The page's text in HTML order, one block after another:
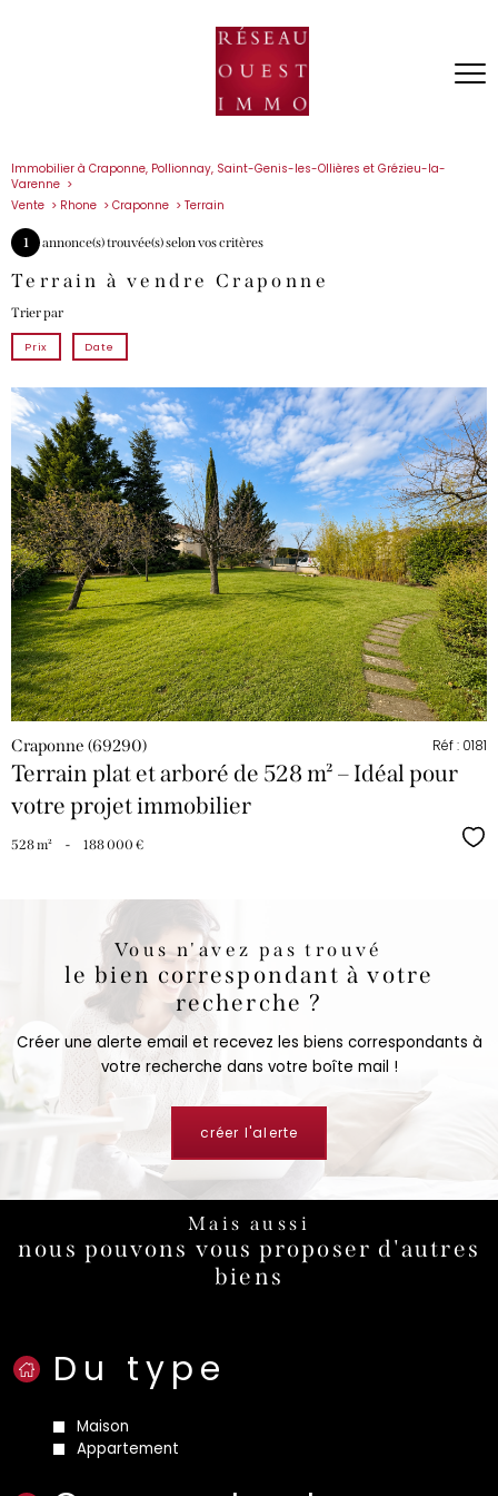
Immobilier à Craponne, Pollionnay, Saint-Genis-les-Ollières et Grézieu-la-
Varenne
Vente
Rhone Craponne Terrain
1 annonce(s) trouvée(s) selon vos critères
Terrain à vendre Craponne
Trier par
Prix Date
Craponne (69290)
Terrain plat et arboré de 528 m² – Idéal pour
votre projet immobilier
Réf : 0181
528 m² - 188 000 €
Vous n'avez pas trouvé
le bien correspondant à votre
recherche ?
Créer une alerte email et recevez les biens correspondants à
votre recherche dans votre boîte mail !
créer l'alerte
Mais aussi
nous pouvons vous proposer d'autres
biens
Du type
Maison
Appartement